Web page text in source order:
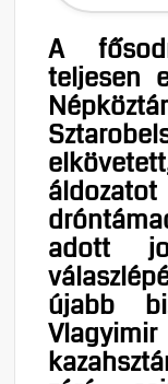
A
teljesen
adott
újabb